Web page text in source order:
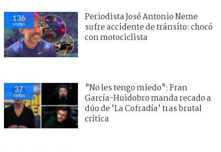
136
visitas
Periodista José Antonio Neme
sufre accidente de tránsito: chocó
con motociclista
37
visitas
"No les tengo miedo": Fran
García-Huidobro manda recado a
dúo de ’La Cofradía’ tras brutal
crítica